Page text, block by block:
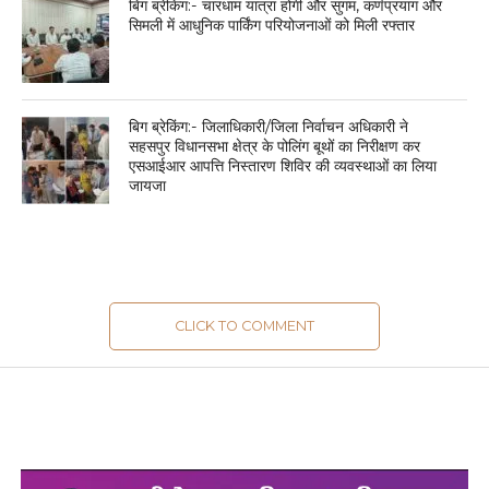
बिग ब्रेकिंग:- चारधाम यात्रा होगी और सुगम, कर्णप्रयाग और
सिमली में आधुनिक पार्किंग परियोजनाओं को मिली रफ्तार
बिग ब्रेकिंग:- जिलाधिकारी/जिला निर्वाचन अधिकारी ने
सहसपुर विधानसभा क्षेत्र के पोलिंग बूथों का निरीक्षण कर
एसआईआर आपत्ति निस्तारण शिविर की व्यवस्थाओं का लिया
जायजा
CLICK TO COMMENT